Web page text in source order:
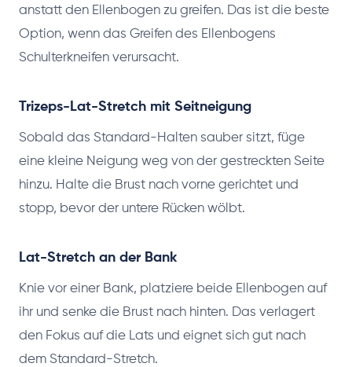
anstatt den Ellenbogen zu greifen. Das ist die beste
Option, wenn das Greifen des Ellenbogens
Schulterkneifen verursacht.
Trizeps-Lat-Stretch mit Seitneigung
Sobald das Standard-Halten sauber sitzt, füge
eine kleine Neigung weg von der gestreckten Seite
hinzu. Halte die Brust nach vorne gerichtet und
stopp, bevor der untere Rücken wölbt.
Lat-Stretch an der Bank
Knie vor einer Bank, platziere beide Ellenbogen auf
ihr und senke die Brust nach hinten. Das verlagert
den Fokus auf die Lats und eignet sich gut nach
dem Standard-Stretch.